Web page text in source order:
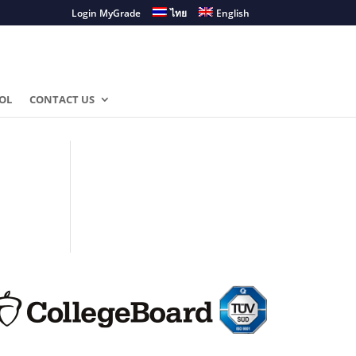
Login MyGrade ไทย English
CONTACT US